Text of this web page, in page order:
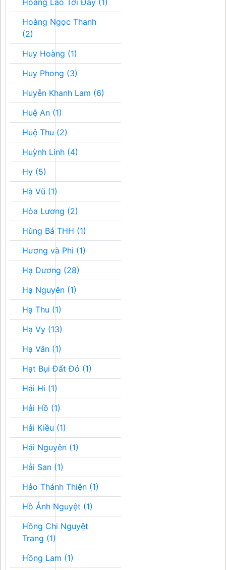
Hoàng Lão Tới Đây (1)
Hoàng Ngọc Thanh
(2)
Huy Hoàng (1)
Huy Phong (3)
Huyễn Khanh Lam (6)
Huệ An (1)
Huệ Thu (2)
Huỳnh Linh (4)
Hy (5)
Hà Vũ (1)
Hòa Lương (2)
Hùng Bá THH (1)
Hương và Phi (1)
Hạ Dương (28)
Hạ Nguyên (1)
Hạ Thu (1)
Hạ Vy (13)
Hạ Vân (1)
Hạt Bụi Đất Đỏ (1)
Hải Hi (1)
Hải Hồ (1)
Hải Kiều (1)
Hải Nguyên (1)
Hải San (1)
Hảo Thánh Thiện (1)
Hồ Ánh Nguyệt (1)
Hồng Chi Nguyệt
Trang (1)
Hồng Lam (1)